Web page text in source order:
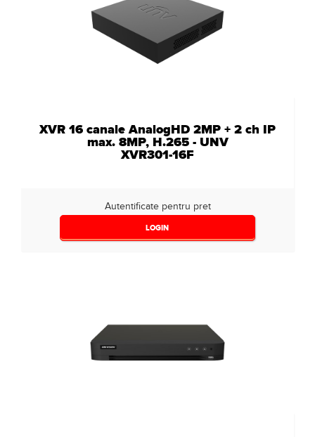
XVR 16 canale AnalogHD 2MP + 2 ch IP
max. 8MP, H.265 - UNV
XVR301-16F
Autentificate pentru pret
LOGIN